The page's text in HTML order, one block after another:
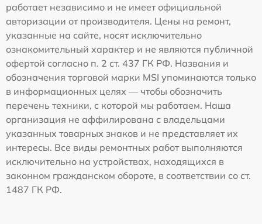
работает независимо и не имеет официальной
авторизации от производителя. Цены на ремонт,
указанные на сайте, носят исключительно
ознакомительный характер и не являются публичной
офертой согласно п. 2 ст. 437 ГК РФ. Названия и
обозначения торговой марки MSI упоминаются только
в информационных целях — чтобы обозначить
перечень техники, с которой мы работаем. Наша
организация не аффилирована с владельцами
указанных товарных знаков и не представляет их
интересы. Все виды ремонтных работ выполняются
исключительно на устройствах, находящихся в
законном гражданском обороте, в соответствии со ст.
1487 ГК РФ.